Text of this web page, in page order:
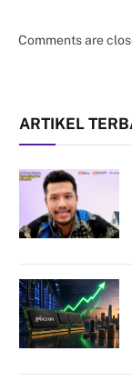
Comments are
ARTIKEL